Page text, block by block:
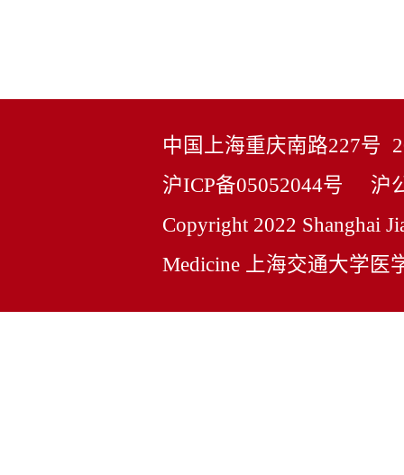
中国上海重庆南路227号
沪ICP备05052044号
沪
Copyright 2022 Shanghai
Medicine 上海交通大学医